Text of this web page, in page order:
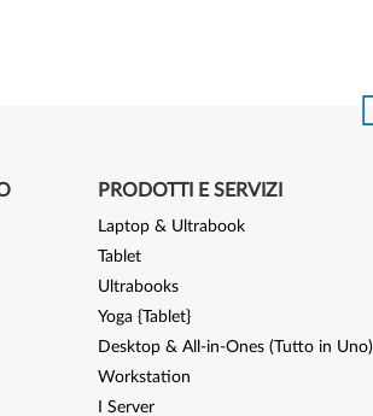
PRODOTTI E SERVIZI
Laptop & Ultrabook
Tablet
Ultrabooks
Yoga {Tablet}
Desktop & All-in-Ones (Tutto in Uno)
Workstation
I Server